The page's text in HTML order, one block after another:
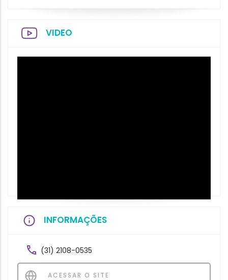
VIDEO
INFORMAÇÕES
(31) 2108-0535
ACESSAR O SITE